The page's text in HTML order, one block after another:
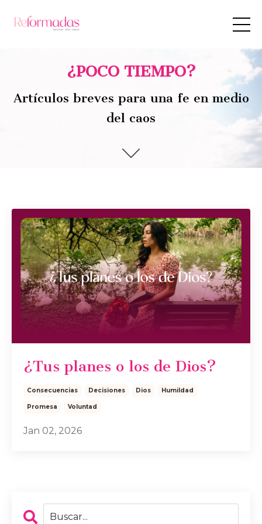
¿POCO TIEMPO?
Artículos breves para una fe en medio
del caos
¿Tus planes o los de Dios?
Consecuencias Decisiones Dios Humildad
Promesa Voluntad
Jan 02, 2026